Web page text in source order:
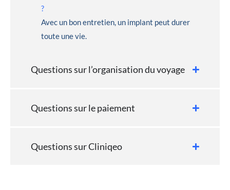
?
Avec un bon entretien, un implant peut durer
toute une vie.
Questions sur l’organisation du voyage
Questions sur le paiement
Questions sur Cliniqeo